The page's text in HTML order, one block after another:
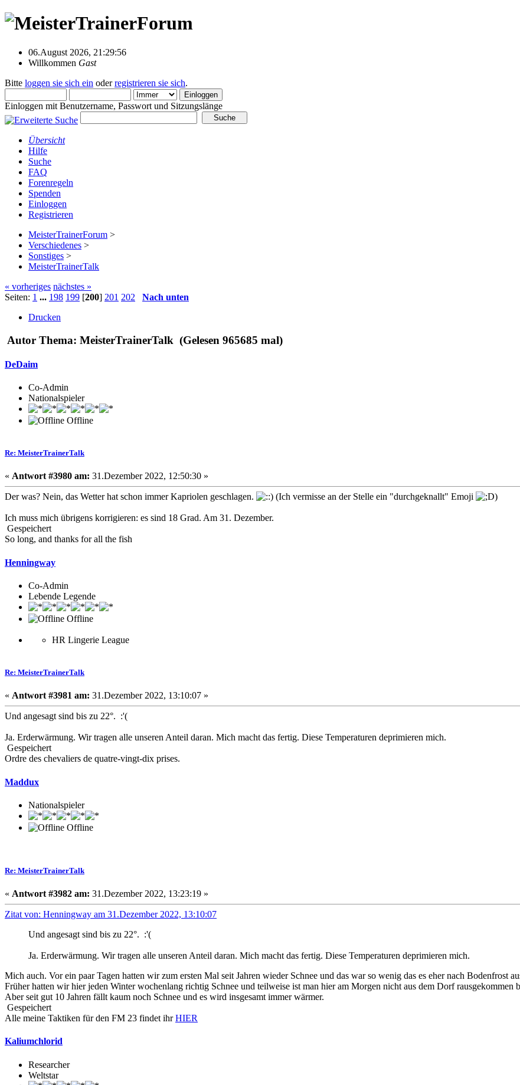
06.August 2026, 21:29:56
Willkommen Gast
Bitte loggen sie sich ein oderregistrieren sie sich.
Einloggen mit Benutzername, Passwort und Sitzungslänge
Übersicht
Hilfe
Suche
FAQ
Forenregeln
Spenden
Einloggen
Registrieren
MeisterTrainerForum >
Verschiedenes >
Sonstiges >
MeisterTrainerTalk
« vorheriges nächstes »
Seiten: 1 ... 198 199 [200] 201 202
Nach unten
Drucken
Autor Thema: MeisterTrainerTalk (Gelesen 965685 mal)
DeDaim
Co-Admin
Nationalspieler
Offline
Re: MeisterTrainerTalk
« Antwort #3980 am: 31.Dezember 2022, 12:50:30 »
Der was? Nein, das Wetter hat schon immer Kapriolen geschlagen. (Ich vermisse an der Stelle ein "durchgeknallt" Emoji )
Ich muss mich übrigens korrigieren: es sind 18 Grad. Am 31. Dezember.
Gespeichert
So long, and thanks for all the fish
Henningway
Co-Admin
Lebende Legende
Offline
HR Lingerie League
Re: MeisterTrainerTalk
« Antwort #3981 am: 31.Dezember 2022, 13:10:07 »
Und angesagt sind bis zu 22°. :'(
Ja. Erderwärmung. Wir tragen alle unseren Anteil daran. Mich macht das fertig. Diese Temperaturen deprimieren mich.
Gespeichert
Ordre des chevaliers de quatre-vingt-dix prises.
Maddux
Nationalspieler
Offline
Re: MeisterTrainerTalk
« Antwort #3982 am: 31.Dezember 2022, 13:23:19 »
Zitat von: Henningway am 31.Dezember 2022, 13:10:07
Und angesagt sind bis zu 22°. :'(
Ja. Erderwärmung. Wir tragen alle unseren Anteil daran. Mich macht das fertig. Diese Temperaturen deprimieren mich.
Mich auch. Vor ein paar Tagen hatten wir zum ersten Mal seit Jahren wieder Schnee und das war so wenig das es eher nach Bodenfrost
Früher hatten wir hier jeden Winter wochenlang richtig Schnee und teilweise ist man hier am Morgen nicht aus dem Dorf rausgekommen
Aber seit gut 10 Jahren fällt kaum noch Schnee und es wird insgesamt immer wärmer.
Gespeichert
Alle meine Taktiken für den FM 23 findet ihrHIER
Kaliumchlorid
Researcher
Weltstar